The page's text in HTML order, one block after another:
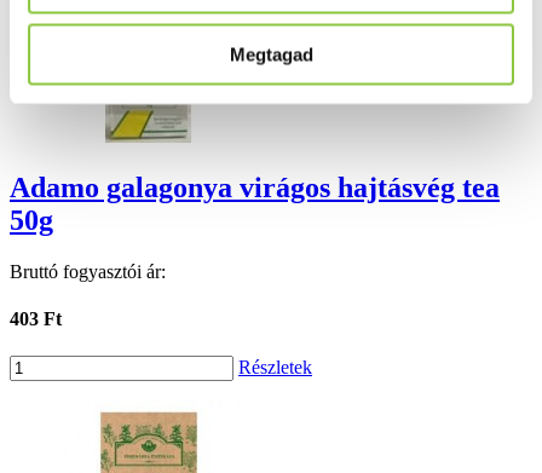
Megtagad
Adamo galagonya virágos hajtásvég tea
50g
Bruttó fogyasztói ár:
403 Ft
Részletek